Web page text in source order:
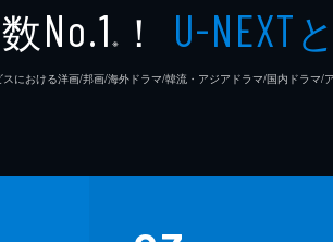
No.1 ※ ！ U-NEXT
における洋画/邦画/海外ドラマ/韓流・アジアドラマ/国内ドラマ/